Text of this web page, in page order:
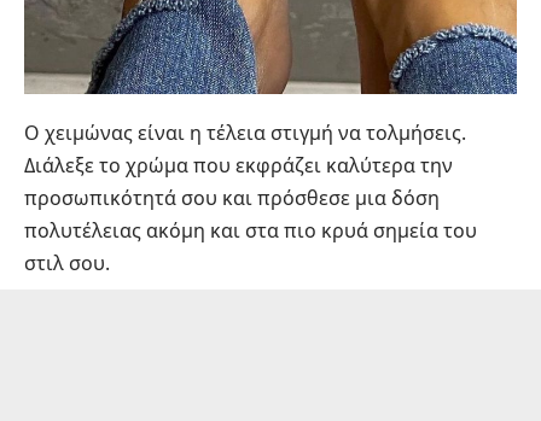
Ο χειμώνας είναι η τέλεια στιγμή να τολμήσεις.
Διάλεξε το χρώμα που εκφράζει καλύτερα την
προσωπικότητά σου και πρόσθεσε μια δόση
πολυτέλειας ακόμη και στα πιο κρυά σημεία του
στιλ σου.